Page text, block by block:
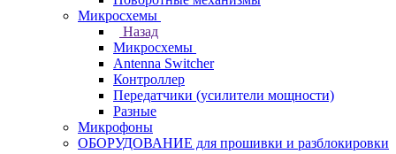
Микросхемы
Назад
Микросхемы
Antenna Switcher
Контроллер
Передатчики (усилители мощности)
Разные
Микрофоны
ОБОРУДОВАНИЕ для прошивки и разблокировки